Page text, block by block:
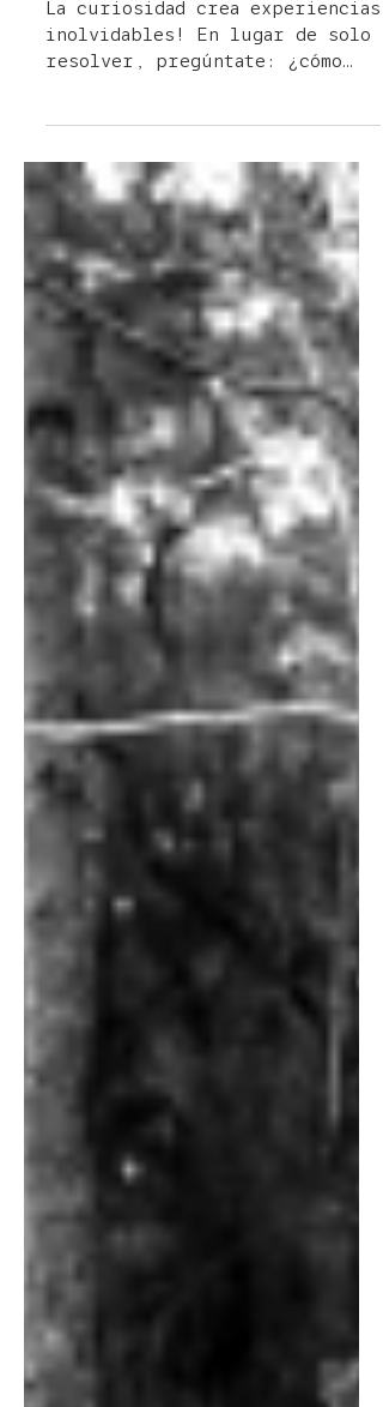
del cliente.
La curiosidad crea experiencias
resolver, pregúntate: ¿cómo
hoy?